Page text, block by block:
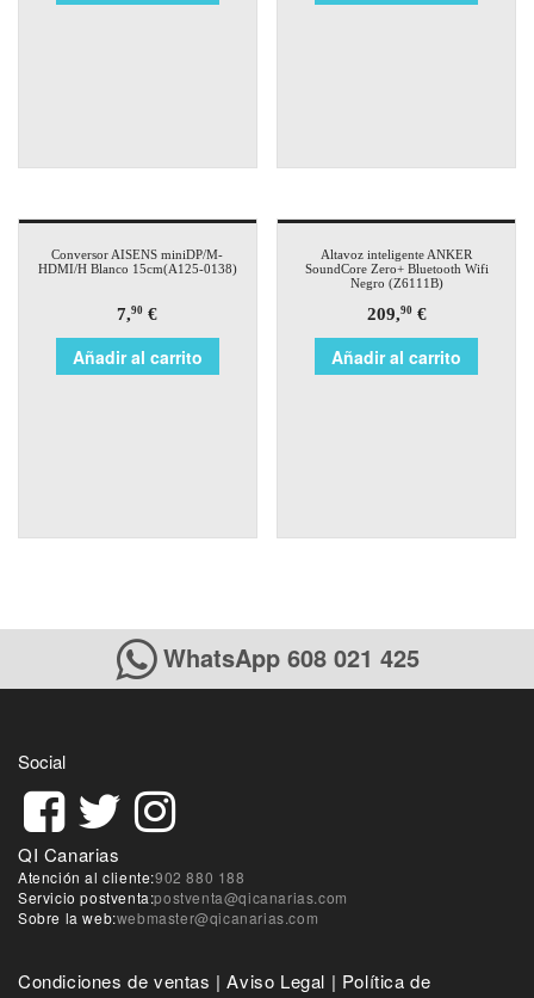
Conversor AISENS miniDP/M-
HDMI/H Blanco 15cm(A125-0138)
7,90 €
Añadir al carrito
Altavoz inteligente ANKER
SoundCore Zero+ Bluetooth Wifi
Negro (Z6111B)
209,90€
Añadir al carrito
WhatsApp 608 021 425
Social
QI Canarias
Atención al cliente:902 880 188
Servicio postventa:postventa@qicanarias.com
Sobre la web:webmaster@qicanarias.com
Condiciones de ventas |Aviso Legal | Política de